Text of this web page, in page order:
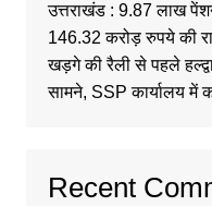
उत्तराखंड : 9.87 लाख
146.32 करोड़ रुपये की
खड़गे की रैली से पहले
सामने, SSP कार्यालय में
Recent